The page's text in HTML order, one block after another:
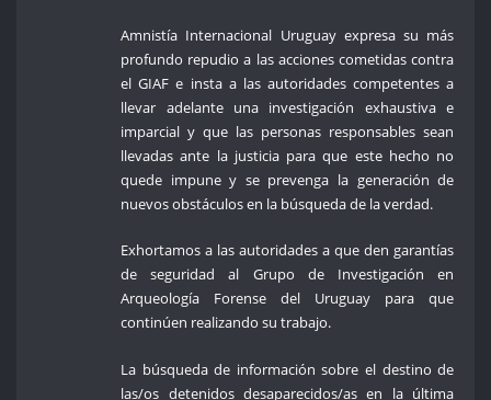
Amnistía Internacional Uruguay expresa su más
profundo repudio a las acciones cometidas contra
el GIAF e insta a las autoridades competentes a
llevar adelante una investigación exhaustiva e
imparcial y que las personas responsables sean
llevadas ante la justicia para que este hecho no
quede impune y se prevenga la generación de
nuevos obstáculos en la búsqueda de la verdad.
Exhortamos a las autoridades a que den garantías
de seguridad al Grupo de Investigación en
Arqueología Forense del Uruguay para que
continúen realizando su trabajo.
La búsqueda de información sobre el destino de
las/os detenidos desaparecidos/as en la última